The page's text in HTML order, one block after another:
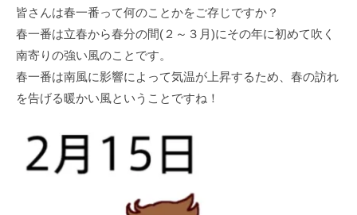
皆さんは春一番って何のことかをご存じですか？
春一番は立春から春分の間(２～３月)にその年に初めて吹く
南寄りの強い風のことです。
春一番は南風に影響によって気温が上昇するため、春の訪れ
を告げる暖かい風ということですね！